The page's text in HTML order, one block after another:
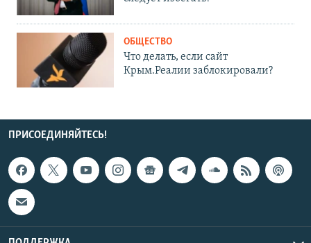
ОБЩЕСТВО
Что делать, если сайт
Крым.Реалии заблокировали?
ПРИСОЕДИНЯЙТЕСЬ!